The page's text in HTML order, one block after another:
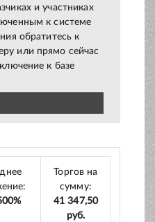
и участниках
к системе
обратитесь к
или прямо сейчас
к базе
Торгов на
сумму:
41 347,50
руб.